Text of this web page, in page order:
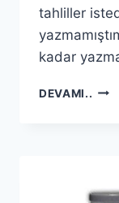
tahliller
kadar
DEVAMI..